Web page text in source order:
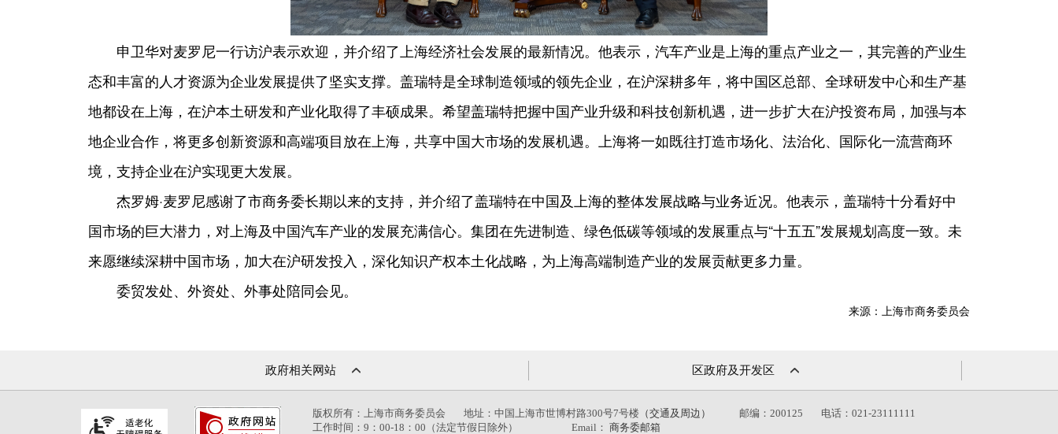
申卫华对麦罗尼一行访沪表示欢迎，并介绍了上海经济社会发展的最新情况。他表示，汽车产业是上海的重点产业之一，其完善的产业生
态和丰富的人才资源为企业发展提供了坚实支撑。盖瑞特是全球制造领域的领先企业，在沪深耕多年，将中国区总部、全球研发中心和生产基
地都设在上海，在沪本土研发和产业化取得了丰硕成果。希望盖瑞特把握中国产业升级和科技创新机遇，进一步扩大在沪投资布局，加强与本
地企业合作，将更多创新资源和高端项目放在上海，共享中国大市场的发展机遇。上海将一如既往打造市场化、法治化、国际化一流营商环
境，支持企业在沪实现更大发展。
杰罗姆·麦罗尼感谢了市商务委长期以来的支持，并介绍了盖瑞特在中国及上海的整体发展战略与业务近况。他表示，盖瑞特十分看好中
国市场的巨大潜力，对上海及中国汽车产业的发展充满信心。集团在先进制造、绿色低碳等领域的发展重点与“十五五”发展规划高度一致。未
来愿继续深耕中国市场，加大在沪研发投入，深化知识产权本土化战略，为上海高端制造产业的发展贡献更多力量。
委贸发处、外资处、外事处陪同会见。
来源：上海市商务委员会
政府相关网站 区政府及开发区
版权所有：上海市商务委员会 地址：中国上海市世博村路300号7号楼 （交通及周边） 邮编：200125
电话：021-23111111
工作时间：9：00-18：00（法定节假日除外）
Email： 商务委邮箱